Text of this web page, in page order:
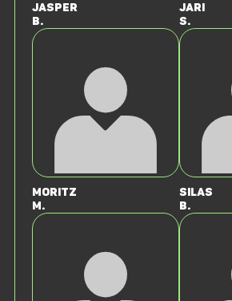
Jasper
B.
Jari
S.
Moritz
M.
Silas
B.